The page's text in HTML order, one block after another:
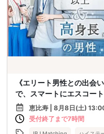
《エリート男性との出会
で、スマートにエスコー
恵比寿 | 8月8日(土)
受付終了まで7時間